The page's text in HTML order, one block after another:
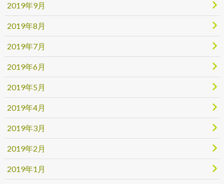
2019年9月
2019年8月
2019年7月
2019年6月
2019年5月
2019年4月
2019年3月
2019年2月
2019年1月